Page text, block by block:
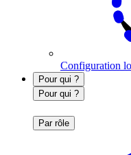
Configuration
Pour qui ?
Pour qui ?
Par rôle